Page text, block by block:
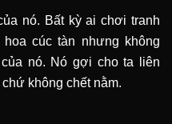
nó. Bất kỳ ai chơi tranh
cúc tàn nhưng không
nó. Nó gợi cho ta liên
không chết nằm.